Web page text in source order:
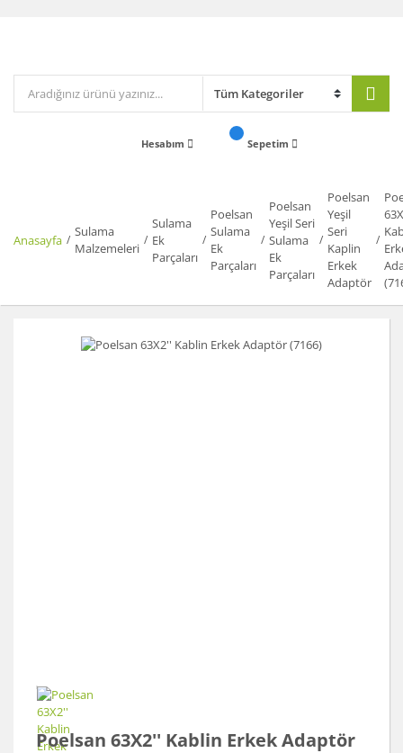
Hesabım Sepetim
Anasayfa
Sulama
Malzemeleri
Sulama
Ek
Parçaları
Poelsan
Sulama
Ek
Parçaları
Poelsan
Yeşil Seri
Sulama
Ek
Parçaları
Poelsan
Yeşil
Seri
Kaplin
Erkek
Adaptör
Poelsan 63X2'' Kablin Erkek Adaptör